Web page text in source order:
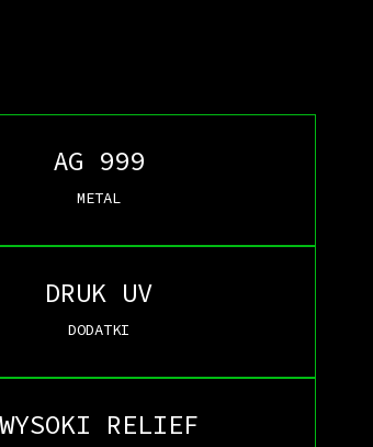
AG 999
METAL
DRUK UV
DODATKI
WYSOKI RELIEF